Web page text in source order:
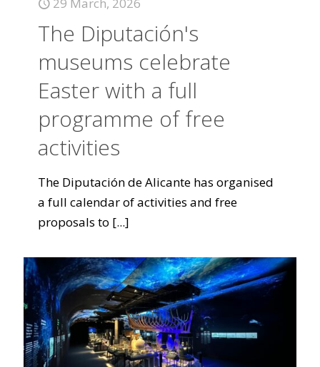
The Diputación's
museums celebrate
Easter with a full
programme of free
activities
The Diputación de Alicante has organised
a full calendar of activities and free
proposals to [...]